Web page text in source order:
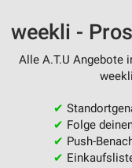
weekli -
Alle A.T.U Angebote
✔
✔ Folge
✔ Push-
✔